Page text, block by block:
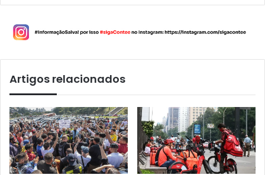
Artigos relacionados